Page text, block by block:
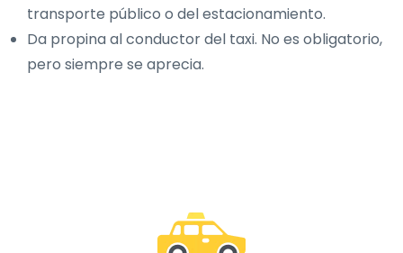
transporte público o del estacionamiento.
Da propina al conductor del taxi. No es obligatorio,
pero siempre se aprecia.